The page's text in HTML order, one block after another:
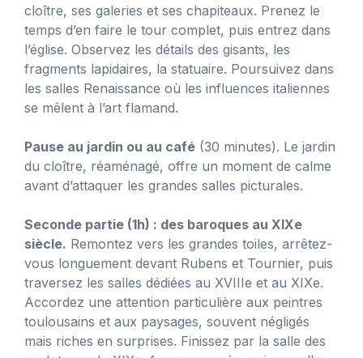
cloître, ses galeries et ses chapiteaux. Prenez le
temps d’en faire le tour complet, puis entrez dans
l’église. Observez les détails des gisants, les
fragments lapidaires, la statuaire. Poursuivez dans
les salles Renaissance où les influences italiennes
se mêlent à l’art flamand.
Pause au jardin ou au café (30 minutes). Le jardin
du cloître, réaménagé, offre un moment de calme
avant d’attaquer les grandes salles picturales.
Seconde partie (1h) : des baroques au XIXe
siècle. Remontez vers les grandes toiles, arrêtez-
vous longuement devant Rubens et Tournier, puis
traversez les salles dédiées au XVIIIe et au XIXe.
Accordez une attention particulière aux peintres
toulousains et aux paysages, souvent négligés
mais riches en surprises. Finissez par la salle des